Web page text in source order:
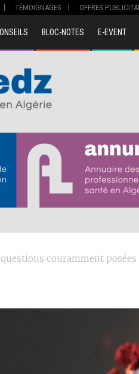
TÉMOIGNAGES OFFRES
BLOC-NOTES E-EVENT
couramment posées